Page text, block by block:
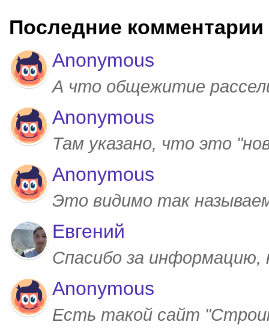
Последние комментарии
Anonymous
А что общежитие
Anonymous
Там указано, что это
Anonymous
Это видимо так
Евгений
Спасибо за
Anonymous
Есть такой сайт